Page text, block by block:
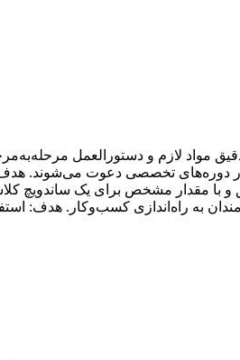
لازم و دستورالعمل
در دوره‌های تخصصی دعوت می‌شوند.
و با مقدار مشخص برای یک ساندویچ
به راه‌اندازی کسب‌وکار. هدف: